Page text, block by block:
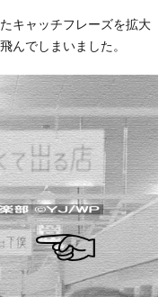
キャッチフレーズを拡大
んでしまいました。